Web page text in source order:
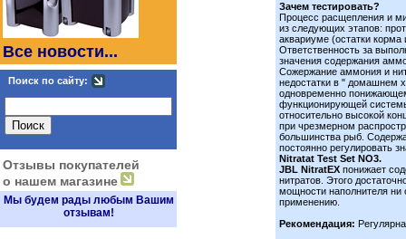
Все новости...
Поиск по сайту:
Отзывы покупателей
о нашем магазине
Мы будем рады любым Вашим
отзывам!
Зачем тестировать?
Процесс расщепления и
из следующих этапов:
аквариуме (остатки
Ответственность за
значения содержания
Сожержание аммония и
недостатки в " домашнем
одновременно
функционирующей
относительно высокой
при чрезмерном
большинства рыб.
постоянно регулировать
Nitratat Test Set NO3.
JBL NitratEX понижает
нитратов. Этого
мощности наполнителя ни
применению.
Рекомендация: